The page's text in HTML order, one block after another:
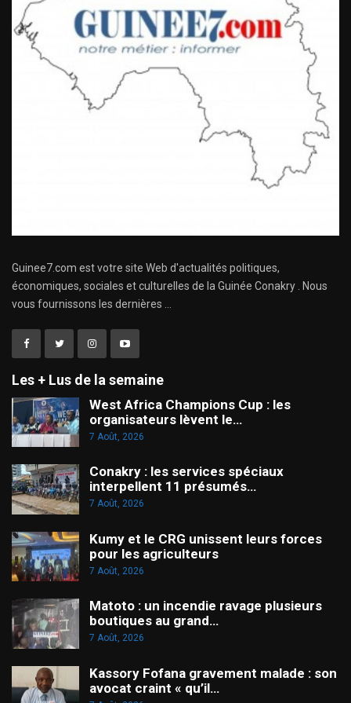
Guinee7.com est votre site Web d'actualités politiques,
économiques, sociales et culturelles de la Guinée Conakry . Nous
vous fournissons les dernières ...
Les + Lus de la semaine
West Africa Champions Cup : les
organisateurs lèvent le…
7 Août, 2026
Conakry : les services spéciaux
interpellent 11 présumés…
7 Août, 2026
Kumy et le CRG unissent leurs forces
pour les agriculteurs
7 Août, 2026
Matoto : un incendie ravage plusieurs
boutiques au grand…
7 Août, 2026
Kassory Fofana gravement malade : son
avocat craint « qu’il…